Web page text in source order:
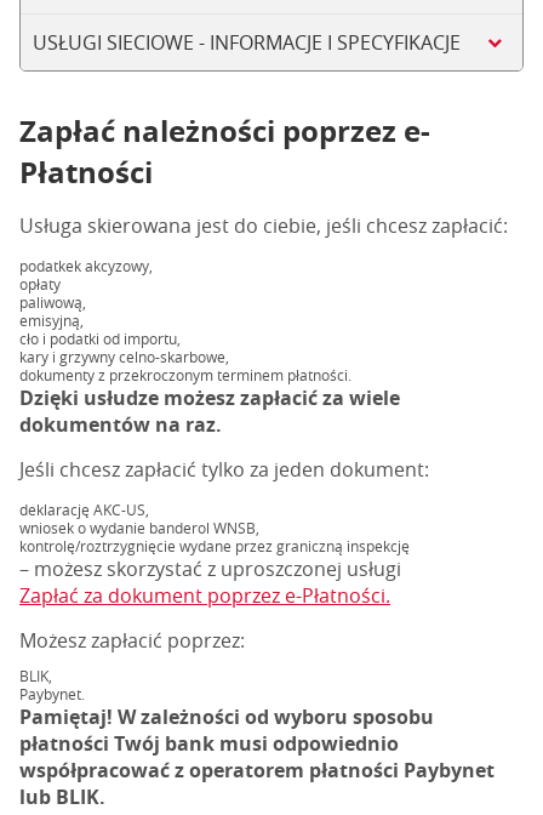
USŁUGI SIECIOWE - INFORMACJE I SPECYFIKACJE
Zapłać należności poprzez e-
Płatności
Usługa skierowana jest do ciebie, jeśli chcesz zapłacić:
podatkek akcyzowy,
opłaty
paliwową,
emisyjną,
cło i podatki od importu,
kary i grzywny celno-skarbowe,
dokumenty z przekroczonym terminem płatności.
Dzięki usłudze możesz zapłacić za wiele
dokumentów na raz.
Jeśli chcesz zapłacić tylko za jeden dokument:
deklarację AKC-US,
wniosek o wydanie banderol WNSB,
kontrolę/roztrzygnięcie wydane przez graniczną inspekcję
– możesz skorzystać z uproszczonej usługi
Zapłać za dokument poprzez e-Płatności.
Możesz zapłacić poprzez:
BLIK,
Paybynet.
Pamiętaj! W zależności od wyboru sposobu
płatności Twój bank musi odpowiednio
współpracować z operatorem płatności Paybynet
lub BLIK.